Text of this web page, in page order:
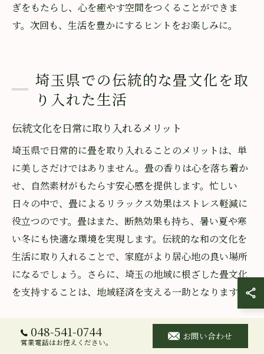
ぎをもたらし、心を癒やす空間をつくることができま
す。次回も、生活を豊かにするヒントをお楽しみに。
埼玉県での伝統的な畳文化を取
り入れた生活
伝統文化を日常に取り入れるメリット
埼玉県で日常的に畳を取り入れることのメリットは、単
に美しさだけではありません。畳の香りは心を落ち着か
せ、自然素材がもたらす安心感を提供します。忙しい
日々の中で、畳によるリラックス効果はストレス軽減に
役立つのです。畳はまた、断熱効果も持ち、暑い夏や寒
い冬にも快適な環境を実現します。伝統的な和の文化を
生活に取り入れることで、家庭がより居心地の良い場所
になるでしょう。さらに、埼玉の地域に根ざした畳文化
を支持することは、地域経済を支える一助となります。
埼玉ならではの畳との暮らし方
埼玉県では、長年にわたる畳文化の伝統が息づいてお
048-541-0744
営業電話はお控えください。
お問い合わせ